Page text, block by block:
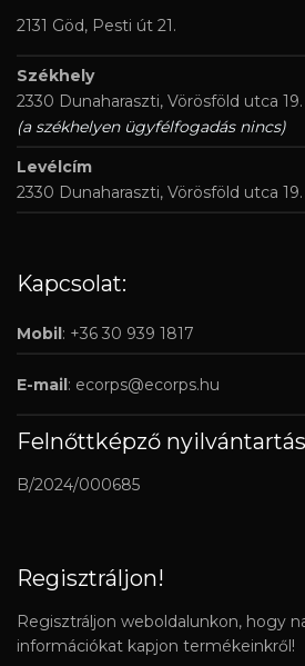
2131 Göd, Pesti út 21.
Székhely
2330 Dunaharaszti, Vörösföld utca 19.
(a székhelyen ügyfélfogadás nincs)
Levélcím
2330 Dunaharaszti, Vörösföld utca 19.
Kapcsolat:
Mobil: +36 30 939 1817
E-mail: ecorps@ecorps.hu
Felnőttképző
B/2024/000685
Regisztráljon!
Regisztráljon weboldalunkon, hogy
információkat kapjon termékeinkről!